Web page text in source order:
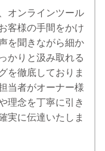
オンラインツール
客様の手間をかけ
を聞きながら細か
かりと汲み取れる
を徹底しておりま
当者がオーナー様
理念を丁寧に引き
実に伝達いたしま